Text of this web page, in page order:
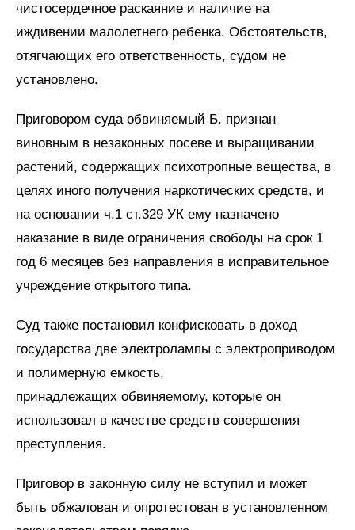
чистосердечное раскаяние и наличие на
иждивении малолетнего ребенка. Обстоятельств,
отягчающих его ответственность, судом не
установлено.
Приговором суда обвиняемый Б. признан
виновным в незаконных посеве и выращивании
растений, содержащих психотропные вещества, в
целях иного получения наркотических средств, и
на основании ч.1 ст.329 УК ему назначено
наказание в виде ограничения свободы на срок 1
год 6 месяцев без направления в исправительное
учреждение открытого типа.
Суд также постановил конфисковать в доход
государства две электролампы с электроприводом
и полимерную емкость,
принадлежащих обвиняемому, которые он
использовал в качестве средств совершения
преступления.
Приговор в законную силу не вступил и может
быть обжалован и опротестован в установленном